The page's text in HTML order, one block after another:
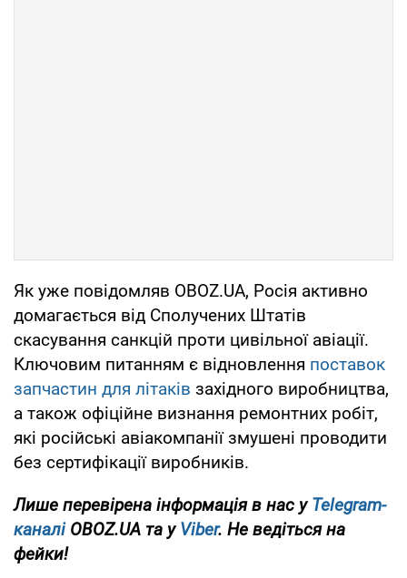
Як уже повідомляв OBOZ.UA, Росія активно
домагається від Сполучених Штатів
скасування санкцій проти цивільної авіації.
Ключовим питанням є відновлення поставок
запчастин для літаків західного виробництва,
а також офіційне визнання ремонтних робіт,
які російські авіакомпанії змушені проводити
без сертифікації виробників.
Лише перевірена інформація в нас уTelegram-
каналіOBOZ.UA та уViber. Не ведіться на
фейки!